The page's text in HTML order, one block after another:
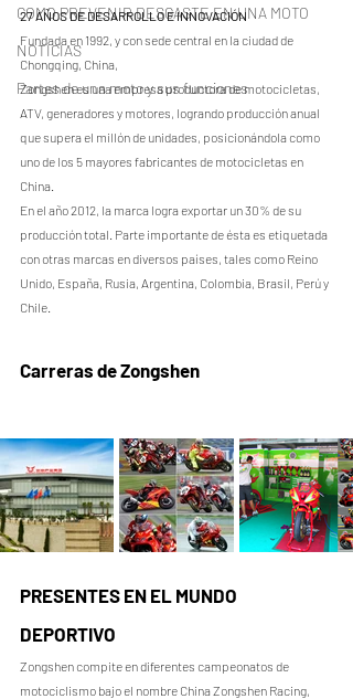
COMO PREVENIR DESGASTE EN UNA MOTO
NOTICIAS
Partes de una moto y sus funciones
27 AÑOS DE DESARROLLO E INNOVACIÓN
Fundada en 1992, y con sede central en la ciudad de
Chongqing, China,
Zongshen es una empresa productora de motocicletas,
ATV, generadores y motores, logrando producción anual
que supera el millón de unidades, posicionándola como
uno de los 5 mayores fabricantes de motocicletas en
China.
En el año 2012, la marca logra exportar un 30% de su
producción total. Parte importante de ésta es etiquetada
con otras marcas en diversos países, tales como Reino
Unido, España, Rusia, Argentina, Colombia, Brasil, Perú y
Chile.
Carreras de Zongshen
PRESENTES EN EL MUNDO
DEPORTIVO
Zongshen compite en diferentes campeonatos de
motociclismo bajo el nombre China Zongshen Racing,